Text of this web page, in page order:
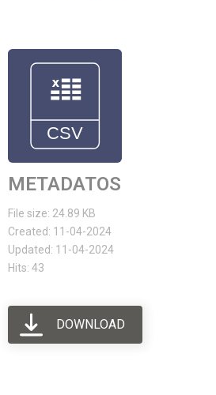
METADATOS
File size: 24.89 KB
Created: 11-04-2024
Updated: 11-04-2024
Hits: 43
DOWNLOAD